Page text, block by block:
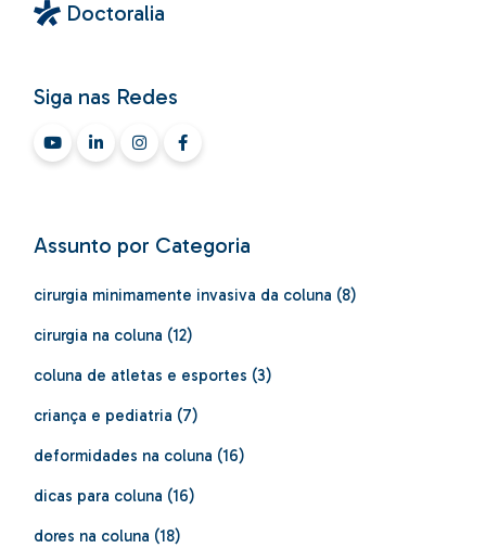
Doctoralia
Siga nas Redes
Assunto por Categoria
cirurgia minimamente invasiva da coluna (8)
cirurgia na coluna (12)
coluna de atletas e esportes (3)
criança e pediatria (7)
deformidades na coluna (16)
dicas para coluna (16)
dores na coluna (18)